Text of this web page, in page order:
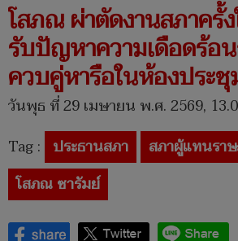
โสภณ ผ่าตัดงานสภาครั้
รับปัญหาความเดือดร้อ
ควบคู่หารือในห้องประชุ
วันพุธ ที่ 29 เมษายน พ.ศ. 2569,
Tag : ประธานสภา
สภาผู้แทนรา
โสภณ ซารัมย์